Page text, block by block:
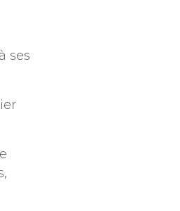
ses